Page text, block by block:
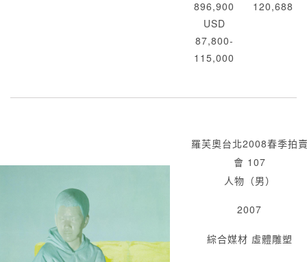
896,900
USD
87,800-
115,000
120,688
羅芙奧台北2008春季拍
會 107
人物（男）
2007
綜合媒材 虛體雕塑